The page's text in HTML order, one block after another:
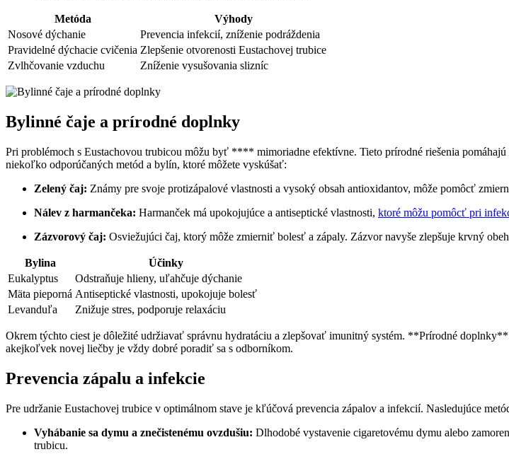
Metóda
Výhody
Nosové dýchanie
Prevencia infekcií, zníženie podráždenia
Pravidelné dýchacie cvičenia Zlepšenie otvorenosti Eustachovej trubice
Zvlhčovanie vzduchu
Zníženie vysušovania slizníc
Bylinné čaje a prírodné doplnky
Pri problémoch s Eustachovou trubicou môžu byť **** mimoriadne efektívne. Tieto prírodné riešenia
niekoľko odporúčaných metód a bylín, ktoré môžete vyskúšať:
Zelený čaj: Známy pre svoje protizápalové vlastnosti a vysoký obsah antioxidantov, môže pomôcť
Nálev z harmančeka: Harmanček má upokojujúce a antiseptické vlastnosti, ktoré môžu pomôcť pri
Zázvorový čaj: Osviežujúci čaj, ktorý môže zmierniť bolesť a zápaly. Zázvor navyše zlepšuje krvný
Bylina
Účinky
Eukalyptus
Odstraňuje hlieny, uľahčuje dýchanie
Mäta pieporná Antiseptické vlastnosti, upokojuje bolesť
Levanduľa
Znižuje stres, podporuje relaxáciu
Okrem týchto ciest je dôležité udržiavať správnu hydratáciu a zlepšovať imunitný systém. **Prírodné
akejkoľvek novej liečby je vždy dobré poradiť sa s odborníkom.
Prevencia zápalu a infekcie
Pre udržanie Eustachovej trubice v optimálnom stave je kľúčová prevencia zápalov a infekcií. Nasledujúce
Vyhábanie sa dymu a znečistenému ovzdušiu: Dlhodobé vystavenie cigaretovému dymu alebo
trubicu.